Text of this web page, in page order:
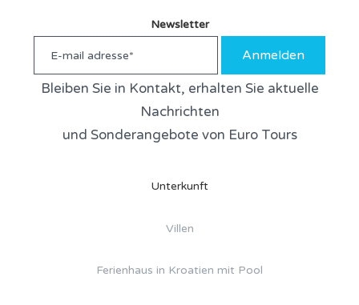
Newsletter
Anmelden
Bleiben Sie in Kontakt, erhalten Sie aktuelle
Nachrichten
und Sonderangebote von Euro Tours
Unterkunft
Villen
Ferienhaus in Kroatien mit Pool